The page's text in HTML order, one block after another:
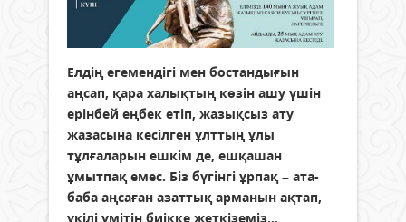
Елдің егемендігі мен бостандығын
аңсап, қара халықтың көзін ашу үшін
ерінбей еңбек етіп, жазықсыз ату
жазасына кесілген ұлттың ұлы
тұлғаларын ешкім де, ешқашан
ұмытпақ емес. Біз бүгінгі ұрпақ – ата-
баба аңсаған азаттық арманын ақтап,
үкілі үмітін биікке жеткіземіз...